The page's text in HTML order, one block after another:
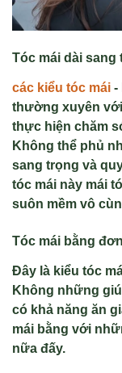
Tóc mái dài sang
các kiểu tóc mái -
thường xuyên
thực hiện chăm
Không thể phủ
sang trọng và
tóc mái này mái
suôn mềm vô
Tóc mái bằng
Đây là kiểu tóc
Không những gi
có khả năng ăn
mái bằng với
nữa đấy.